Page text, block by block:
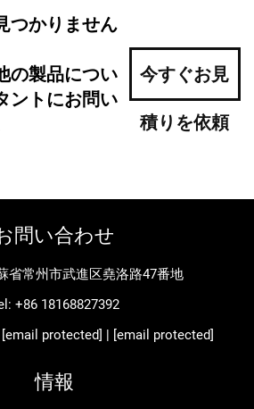
つかりません
の製品につい
ントにお問い
今すぐお見
積りを依頼
問い合わせ
省常州市武進区堯洛路47番地
+86 18168827392
[email protected] | [email protected]
情報